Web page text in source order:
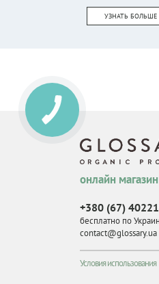
УЗНАТЬ БОЛЬШЕ
онлайн
+380 (67)
бесплатно по
contact@glossary.ua
Условия использования